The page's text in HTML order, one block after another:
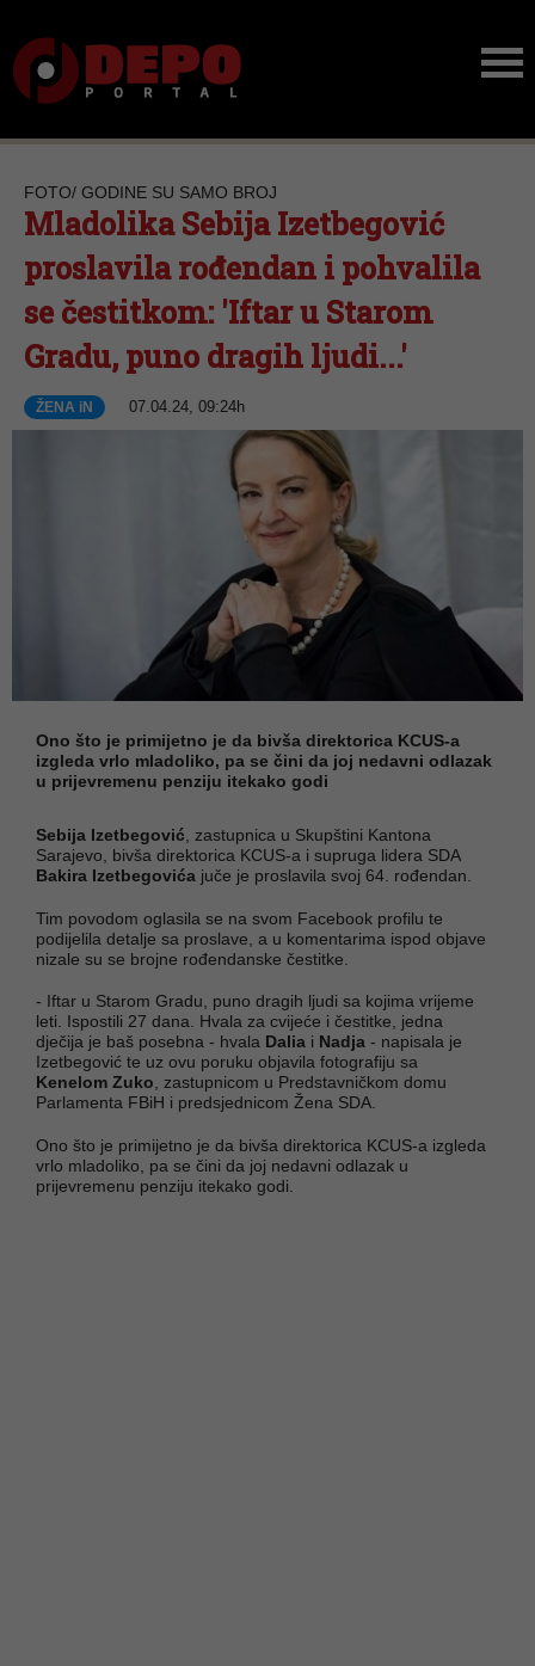
FOTO/ GODINE SU SAMO BROJ
Mladolika Sebija Izetbegović
proslavila rođendan i pohvalila
se čestitkom: 'Iftar u Starom
Gradu, puno dragih ljudi...'
ŽENA iN 07.04.24, 09:24h
Ono što je primijetno je da bivša direktorica KCUS-a
izgleda vrlo mladoliko, pa se čini da joj nedavni odlazak
u prijevremenu penziju itekako godi
Sebija Izetbegović , zastupnica u Skupštini Kantona
Sarajevo, bivša direktorica KCUS-a i supruga lidera SDA
Bakira Izetbegovića juče je proslavila svoj 64. rođendan.
Tim povodom oglasila se na svom Facebook profilu te
podijelila detalje sa proslave, a u komentarima ispod objave
nizale su se brojne rođendanske čestitke.
- Iftar u Starom Gradu, puno dragih ljudi sa kojima vrijeme
leti. Ispostili 27 dana. Hvala za cvijeće i čestitke, jedna
dječija je baš posebna - hvala Dalia i Nadja - napisala je
Izetbegović te uz ovu poruku objavila fotografiju sa
Kenelom Zuko , zastupnicom u Predstavničkom domu
Parlamenta FBiH i predsjednicom Žena SDA.
Ono što je primijetno je da bivša direktorica KCUS-a izgleda
vrlo mladoliko, pa se čini da joj nedavni odlazak u
prijevremenu penziju itekako godi.